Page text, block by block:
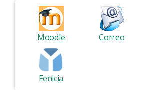
Moodle Correo
Fenicia